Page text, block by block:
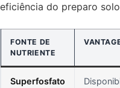
eficiência do preparo
FONTE DE
NUTRIENTE
Superfosfato